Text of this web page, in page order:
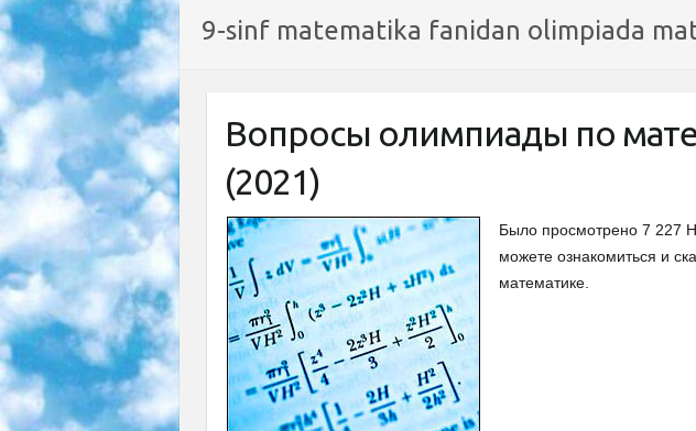
9-sinf matematika fanidan olimpiada
Вопросы олимпиады по
(2021)
Было просмотрено 7 227
можете ознакомиться и
математике.